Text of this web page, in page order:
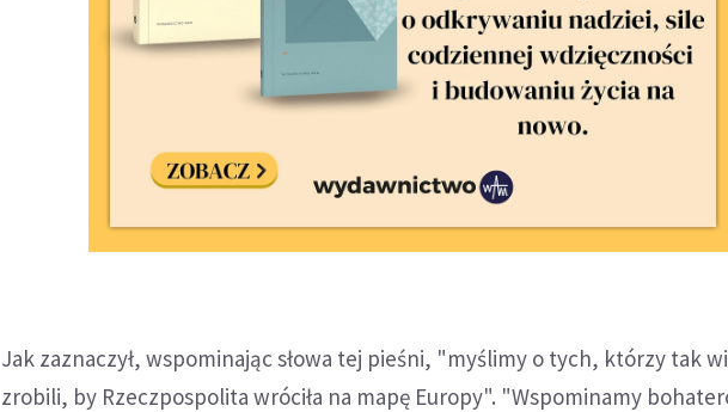
Jak zaznaczył, wspominając słowa tej pieśni, "myślimy o tych, którzy tak
zrobili, by Rzeczpospolita wróciła na mapę Europy". "Wspominamy